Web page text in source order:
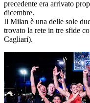
precedente era arrivato
dicembre.
Il Milan è una delle sole
trovato la rete in tre sfide
Cagliari).